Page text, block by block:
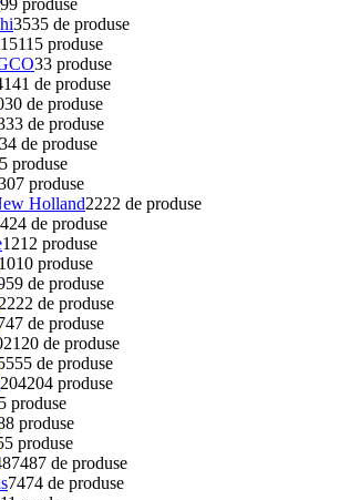
3535 de produse
115 produse
33 produse
41 de produse
30 de produse
33 de produse
34 de produse
5 produse
produse
Holland2222 de produse
24 de produse
1212 produse
1010 produse
59 de produse
2222 de produse
47 de produse
2120 de produse
55 de produse
204204 produse
5 produse
8 produse
5 produse
487 de produse
7474 de produse